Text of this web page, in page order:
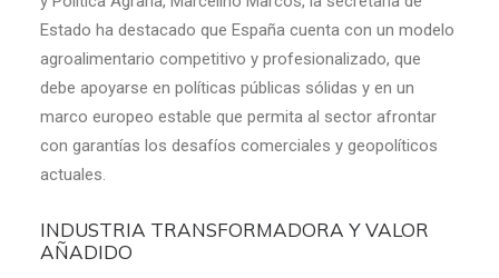
Estado ha destacado que España cuenta con un modelo
agroalimentario competitivo y profesionalizado, que
debe apoyarse en políticas públicas sólidas y en un
marco europeo estable que permita al sector afrontar
con garantías los desafíos comerciales y geopolíticos
actuales.
INDUSTRIA TRANSFORMADORA Y VALOR
AÑADIDO